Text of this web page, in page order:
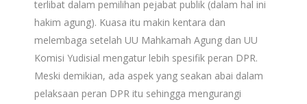
terlibat dalam pemilihan pejabat publik (dalam hal ini
hakim agung). Kuasa itu makin kentara dan
melembaga setelah UU Mahkamah Agung dan UU
Komisi Yudisial mengatur lebih spesifik peran DPR.
Meski demikian, ada aspek yang seakan abai dalam
pelaksaan peran DPR itu sehingga mengurangi